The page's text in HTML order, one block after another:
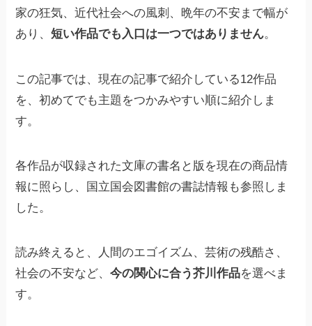
家の狂気、近代社会への風刺、晩年の不安まで幅が
あり、短い作品でも入口は一つではありません。
この記事では、現在の記事で紹介している12作品
を、初めてでも主題をつかみやすい順に紹介しま
す。
各作品が収録された文庫の書名と版を現在の商品情
報に照らし、国立国会図書館の書誌情報も参照しま
した。
読み終えると、人間のエゴイズム、芸術の残酷さ、
社会の不安など、今の関心に合う芥川作品を選べま
す。